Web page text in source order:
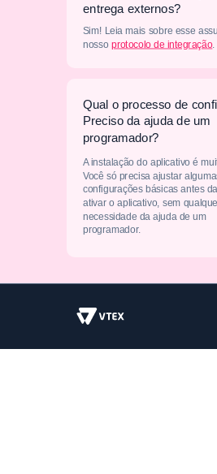
entrega externos?
Sim! Leia mais sobre esse
nosso protocolo de integração.
Qual o processo de
Preciso da ajuda de um
programador?
A instalação do aplicativo é
Você só precisa ajustar
configurações básicas antes
ativar o aplicativo, sem
necessidade da ajuda de um
programador.